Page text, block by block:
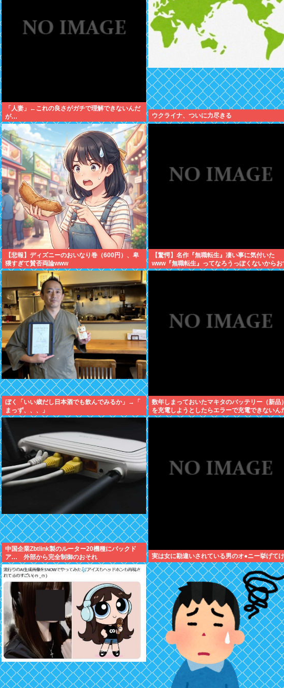
「人妻」←これの良さがガチで理解できないんだ
が…
ウクライナ、ついに力尽きる
【悲報】ディズニーのおいなり巻（600円）、卑
猥すぎて賛否両論www
【驚愕】名作『無職転生』凄い事に気付いた
www『無職転生』ってなろうっぽくないからお
すめって言われたから見たのだけど…もしかし
ぼく「いい歳だし日本酒でも飲んでみるか」→「
まっず、、、」
数年しまっておいたマキタのバッテリー（新品）
を充電しようとしたらエラーで充電できないん
が！復活させる方法教えろ
中国企業Zbtlink製のルーター20機種にバックド
ア… 外部から完全制御のおそれ
実は女に勘違いされている男のオ●ニー挙げてけ